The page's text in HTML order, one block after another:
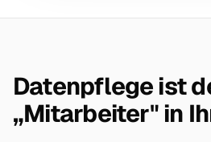
Datenpflege ist
„Mitarbeiter" in